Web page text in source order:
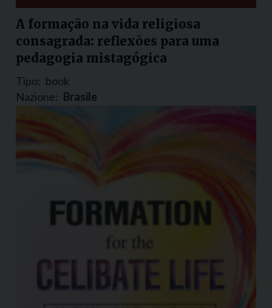
A formação na vida religiosa
consagrada: reflexões para uma
pedagogia mistagógica
Tipo: book
Nazione: Brasile